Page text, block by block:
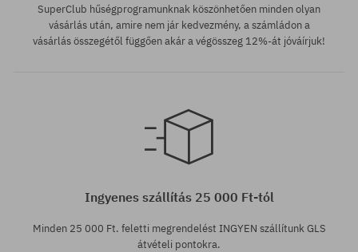
SuperClub hűségprogramunknak köszönhetően minden olyan
vásárlás után, amire nem jár kedvezmény, a számládon a
vásárlás összegétől függően akár a végösszeg 12%-át jóváírjuk!
Ingyenes szállítás 25 000 Ft-tól
Minden 25 000 Ft. feletti megrendelést INGYEN szállítunk GLS
átvételi pontokra.